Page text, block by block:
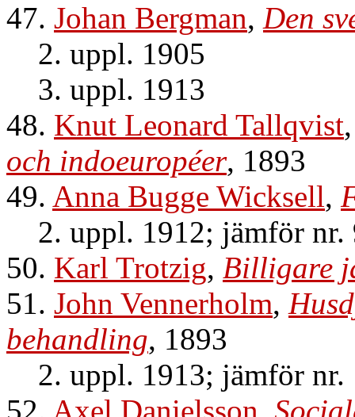
47. Johan Bergman, Den
2. uppl. 1905
3. uppl. 1913
48. Knut Leonard Tallqvist
och indoeuropéer, 1893
49. Anna Bugge Wicksell,
2. uppl. 1912; jämför nr.
50. Karl Trotzig, Billigare
51. John Vennerholm,
behandling, 1893
2. uppl. 1913; jämför nr.